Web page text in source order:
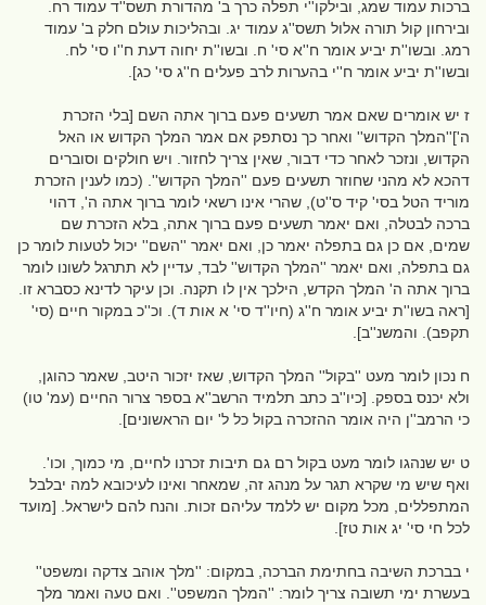
ברכות עמוד שמג, ובילקו''י תפלה כרך ב' מהדורת תשס''ד עמוד רח.
ובירחון קול תורה אלול תשס''ג עמוד יג. ובהליכות עולם חלק ב' עמוד
רמג. ובשו''ת יביע אומר ח''א סי' ח. ובשו''ת יחוה דעת ח''ו סי' לח.
ובשו''ת יביע אומר ח''י בהערות לרב פעלים ח''ג סי' כג].
ז יש אומרים שאם אמר תשעים פעם ברוך אתה השם [בלי הזכרת
ה']''המלך הקדוש'' ואחר כך נסתפק אם אמר המלך הקדוש או האל
הקדוש, ונזכר לאחר כדי דבור, שאין צריך לחזור. ויש חולקים וסוברים
דהכא לא מהני שחוזר תשעים פעם ''המלך הקדוש''. (כמו לענין הזכרת
מוריד הטל בסי' קיד ס''ט), שהרי אינו רשאי לומר ברוך אתה ה', דהוי
ברכה לבטלה, ואם יאמר תשעים פעם ברוך אתה, בלא הזכרת שם
שמים, אם כן גם בתפלה יאמר כן, ואם יאמר ''השם'' יכול לטעות לומר כן
גם בתפלה, ואם יאמר ''המלך הקדוש'' לבד, עדיין לא תתרגל לשונו לומר
ברוך אתה ה' המלך הקדש, הילכך אין לו תקנה. וכן עיקר לדינא כסברא זו.
[ראה בשו''ת יביע אומר ח''ג (חיו''ד סי' א אות ד). וכ''כ במקור חיים (סי'
תקפב). והמשנ''ב].
ח נכון לומר מעט ''בקול'' המלך הקדוש, שאז יזכור היטב, שאמר כהוגן,
ולא יכנס בספק. [כיו''ב כתב תלמיד הרשב''א בספר צרור החיים (עמ' טו)
כי הרמב''ן היה אומר ההזכרה בקול כל ל' יום הראשונים].
ט יש שנהגו לומר מעט בקול רם גם תיבות זכרנו לחיים, מי כמוך, וכו'.
ואף שיש מי שקרא תגר על מנהג זה, שמאחר ואינו לעיכובא למה יבלבל
המתפללים, מכל מקום יש ללמד עליהם זכות. והנח להם לישראל. [מועד
לכל חי סי' יג אות טז].
י בברכת השיבה בחתימת הברכה, במקום: ''מלך אוהב צדקה ומשפט''
בעשרת ימי תשובה צריך לומר: ''המלך המשפט''. ואם טעה ואמר מלך